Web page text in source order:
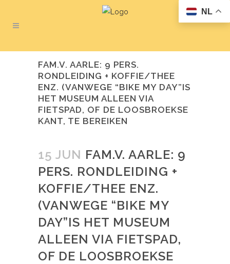
FAM.V. AARLE: 9 PERS.
RONDLEIDING + KOFFIE/THEE
ENZ. (VANWEGE “BIKE MY DAY”IS
HET MUSEUM ALLEEN VIA
FIETSPAD, OF DE LOOSBROEKSE
KANT, TE BEREIKEN
15 JUN FAM.V. AARLE: 9
PERS. RONDLEIDING +
KOFFIE/THEE ENZ.
(VANWEGE “BIKE MY
DAY”IS HET MUSEUM
ALLEEN VIA FIETSPAD,
OF DE LOOSBROEKSE
NL